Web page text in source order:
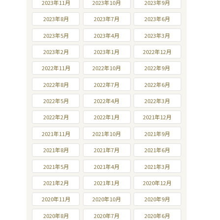
2023年11月 2023年10月 2023年9月
2023年8月 2023年7月 2023年6月
2023年5月 2023年4月 2023年3月
2023年2月 2023年1月 2022年12月
2022年11月 2022年10月 2022年9月
2022年8月 2022年7月 2022年6月
2022年5月 2022年4月 2022年3月
2022年2月 2022年1月 2021年12月
2021年11月 2021年10月 2021年9月
2021年8月 2021年7月 2021年6月
2021年5月 2021年4月 2021年3月
2021年2月 2021年1月 2020年12月
2020年11月 2020年10月 2020年9月
2020年8月 2020年7月 2020年6月